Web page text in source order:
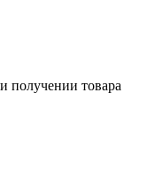
получении товара